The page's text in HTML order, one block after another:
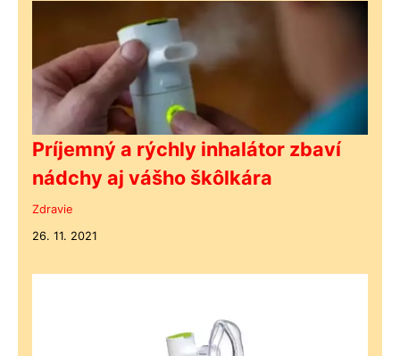
Príjemný a rýchly inhalátor zbaví
nádchy aj vášho škôlkára
Zdravie
26. 11. 2021